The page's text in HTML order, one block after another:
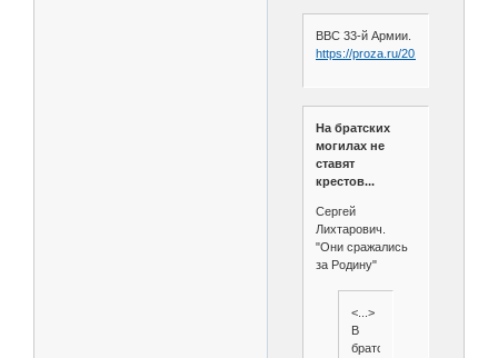
ВВС 33-й Армии.
https://proza.ru/2015/02/02/1365
На братских
могилах не
ставят
крестов...
Сергей
Лихтарович.
"Они сражались
за Родину"
<...>
В
братской